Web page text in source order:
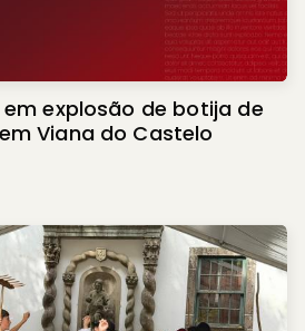
explosão de botija de
Viana do Castelo